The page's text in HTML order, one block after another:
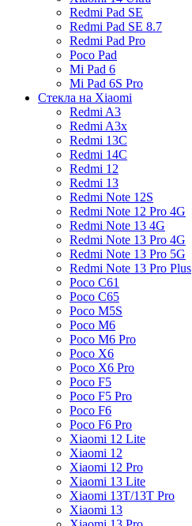
Redmi Pad SE
Redmi Pad SE 8.7
Redmi Pad Pro
Poco Pad
Mi Pad 6
Mi Pad 6S Pro
Стекла на Xiaomi
Redmi A3
Redmi A3x
Redmi 13C
Redmi 14C
Redmi 12
Redmi 13
Redmi Note 12S
Redmi Note 12 Pro 4G
Redmi Note 13 4G
Redmi Note 13 Pro 4G
Redmi Note 13 Pro 5G
Redmi Note 13 Pro Plus
Poco C61
Poco C65
Poco M5S
Poco M6
Poco M6 Pro
Poco X6
Poco X6 Pro
Poco F5
Poco F5 Pro
Poco F6
Poco F6 Pro
Xiaomi 12 Lite
Xiaomi 12
Xiaomi 12 Pro
Xiaomi 13 Lite
Xiaomi 13T/13T Pro
Xiaomi 13